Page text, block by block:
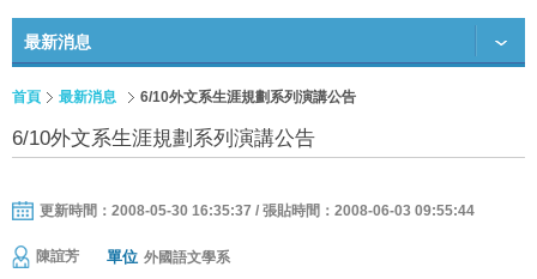
最新消息
首頁 最新消息 6/10外文系生涯規劃系列演講公告
6/10外文系生涯規劃系列演講公告
更新時間：2008-05-30 16:35:37 / 張貼時間：2008-06-03 09:55:44
陳誼芳 單位 外國語文學系